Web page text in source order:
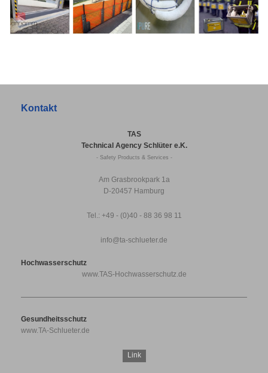
Kontakt
TAS
Technical Agency Schlüter e.K.
- Safety Products & Services -
Am Grasbrookpark 1a
D-20457 Hamburg
Tel.: +49 - (0)40 - 88 36 98 11
info@ta-schlueter.de
Hochwasserschutz
www.TAS-Hochwasserschutz.de
Gesundheitsschutz
www.TA-Schlueter.de
Link